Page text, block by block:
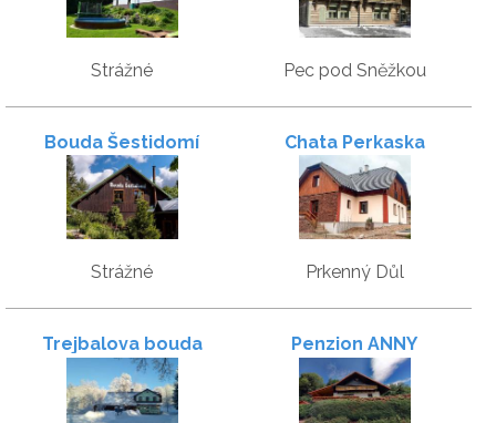
Strážné Pec pod Sněžkou
Bouda Šestidomí
Strážné
Chata Perkaska
Prkenný Důl
Trejbalova bouda Penzion ANNY